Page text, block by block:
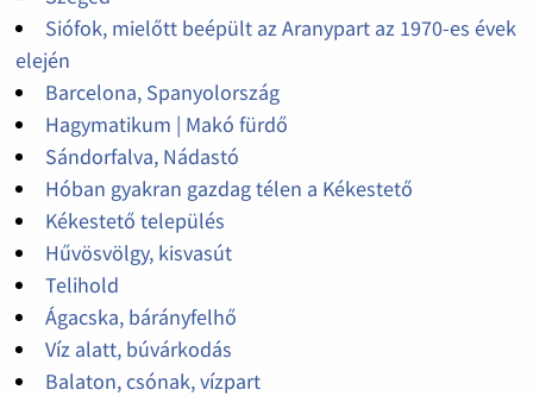
Siófok, mielőtt beépült az Aranypart az 1970-es évek
elején
Barcelona, Spanyolország
Hagymatikum | Makó fürdő
Sándorfalva, Nádastó
Hóban gyakran gazdag télen a Kékestető
Kékestető település
Hűvösvölgy, kisvasút
Telihold
Ágacska, bárányfelhő
Víz alatt, búvárkodás
Balaton, csónak, vízpart